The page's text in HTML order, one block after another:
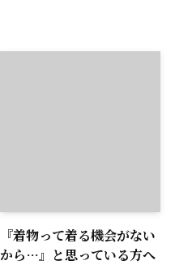
『着物って着る機会がない
から…』と思っている方へ